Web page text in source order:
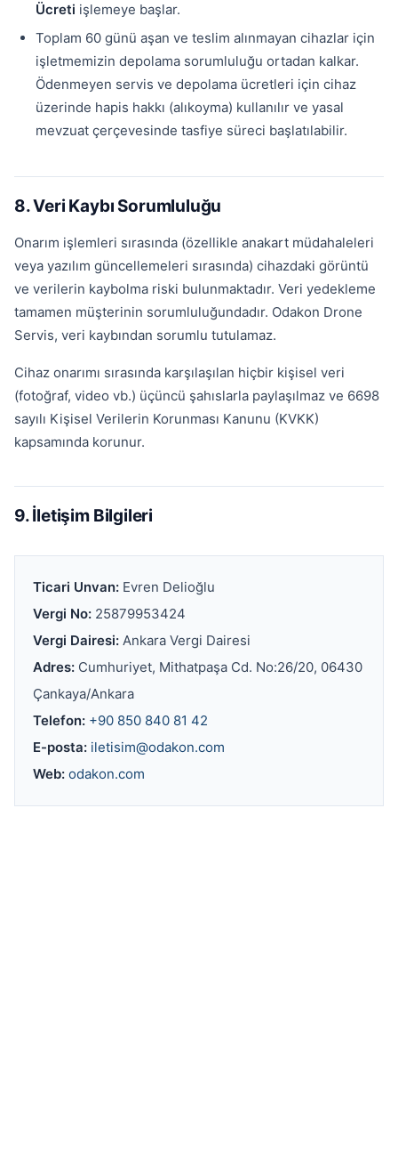
Ücreti işlemeye başlar.
Toplam 60 günü aşan ve teslim alınmayan cihazlar için
işletmemizin depolama sorumluluğu ortadan kalkar.
Ödenmeyen servis ve depolama ücretleri için cihaz
üzerinde hapis hakkı (alıkoyma) kullanılır ve yasal
mevzuat çerçevesinde tasfiye süreci başlatılabilir.
8. Veri Kaybı Sorumluluğu
Onarım işlemleri sırasında (özellikle anakart müdahaleleri
veya yazılım güncellemeleri sırasında) cihazdaki görüntü
ve verilerin kaybolma riski bulunmaktadır. Veri yedekleme
tamamen müşterinin sorumluluğundadır. Odakon Drone
Servis, veri kaybından sorumlu tutulamaz.
Cihaz onarımı sırasında karşılaşılan hiçbir kişisel veri
(fotoğraf, video vb.) üçüncü şahıslarla paylaşılmaz ve 6698
sayılı Kişisel Verilerin Korunması Kanunu (KVKK)
kapsamında korunur.
9. İletişim Bilgileri
Ticari Unvan: Evren Delioğlu
Vergi No: 25879953424
Vergi Dairesi: Ankara Vergi Dairesi
Adres: Cumhuriyet, Mithatpaşa Cd. No:26/20, 06430
Çankaya/Ankara
Telefon: +90 850 840 81 42
E-posta: iletisim@odakon.com
Web: odakon.com